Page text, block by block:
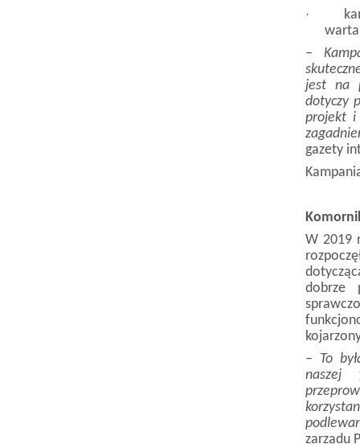
·
warta
–
jest na
dotyczy
projekt i
gazety
W 2019
dobrze
– To
naszej
zarządu